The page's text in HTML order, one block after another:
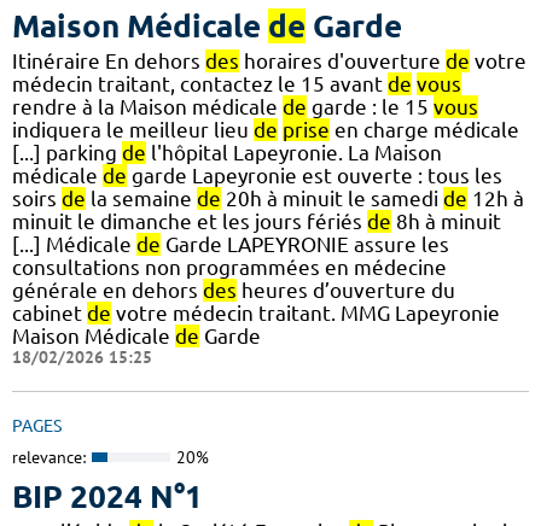
Maison Médicale de Garde
Itinéraire En dehors des horaires d'ouverture de votre
médecin traitant, contactez le 15 avant de vous
rendre à la Maison médicale de garde : le 15 vous
indiquera le meilleur lieu de prise en charge médicale
[...] parking de l'hôpital Lapeyronie. La Maison
médicale de garde Lapeyronie est ouverte : tous les
soirs de la semaine de 20h à minuit le samedi de 12h à
minuit le dimanche et les jours fériés de 8h à minuit
[...] Médicale de Garde LAPEYRONIE assure les
consultations non programmées en médecine
générale en dehors des heures d’ouverture du
cabinet de votre médecin traitant. MMG Lapeyronie
Maison Médicale de Garde
18/02/2026 15:25
PAGES
relevance: 20%
BIP 2024 N°1